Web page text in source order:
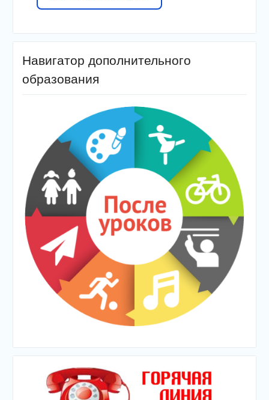
Навигатор дополнительного
образования